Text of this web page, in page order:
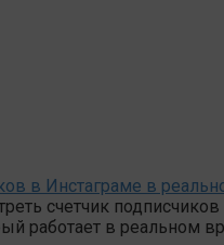
в Инстаграме в
счетчик подписчиков
работает в реальном